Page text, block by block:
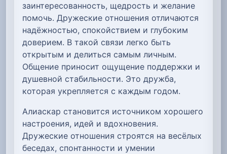
заинтересованность, щедрость и желание
помочь. Дружеские отношения отличаются
надёжностью, спокойствием и глубоким
доверием. В такой связи легко быть
открытым и делиться самым личным.
Общение приносит ощущение поддержки и
душевной стабильности. Это дружба,
которая укрепляется с каждым годом.
Алиаскар становится источником хорошего
настроения, идей и вдохновения.
Дружеские отношения строятся на весёлых
беседах, спонтанности и умении